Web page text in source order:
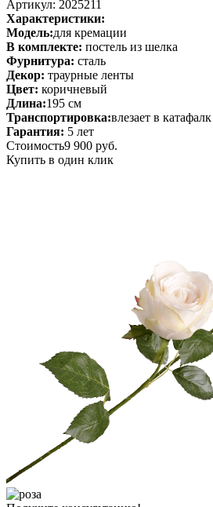
Артикул: 2025211
Характеристики:
Модель:для кремации
В комплекте: постель из шелка
Фурнитура: сталь
Декор: траурные ленты
Цвет: коричневый
Длина:195 см
Транспортировка:влезает в катафалк
Гарантия: 5 лет
Стоимость9 900 руб.
Купить в один клик